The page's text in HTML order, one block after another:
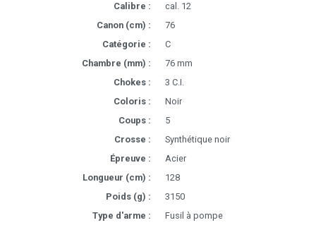
Calibre :
cal. 12
Canon (cm) :
76
Catégorie :
C
Chambre (mm) :
76 mm
Chokes :
3 C.I.
Coloris :
Noir
Coups :
5
Crosse :
Synthétique noir
Épreuve :
Acier
Longueur (cm) :
128
Poids (g) :
3150
Type d'arme :
Fusil à pompe